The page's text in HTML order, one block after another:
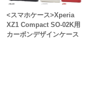
<スマホケース>Xperia
XZ1 Compact SO-02K用
カーボンデザインケース